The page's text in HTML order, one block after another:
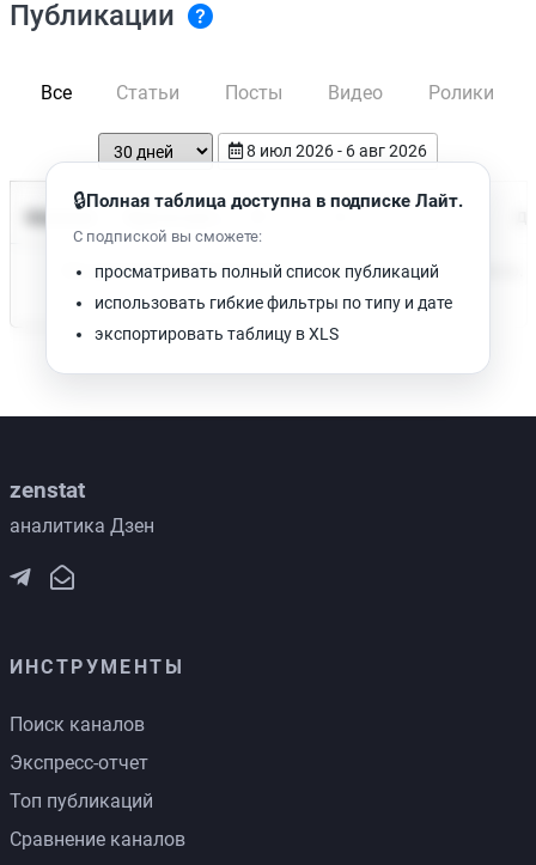
Публикации
Все Статьи Посты Видео Ролики
8 июл 2026 - 6 авг 2026
Время чтения
Нет доступных публикаций. Попробуйте изменить фильтр.
🔒Полная таблица доступна в подписке Лайт.
С подпиской вы сможете:
просматривать полный список публикаций
использовать гибкие фильтры по типу и дате
экспортировать таблицу в XLS
zenstat
аналитика Дзен
ИНСТРУМЕНТЫ
Поиск каналов
Экспресс-отчет
Топ публикаций
Сравнение каналов